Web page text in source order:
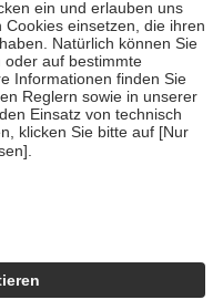
ihre eigene Gesundheit zu
Familie zu unterstützen,
18. Lebensjahr
die von der
hat Maßnahmen
um echte Bewertungen